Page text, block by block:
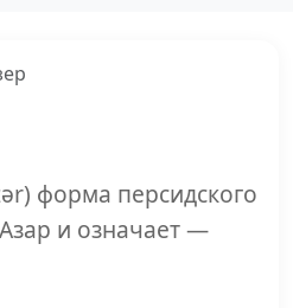
форма персидского
и означает —